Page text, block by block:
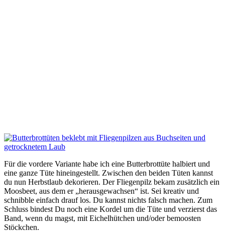
Für die vordere Variante habe ich eine Butterbrottüte halbiert und
eine ganze Tüte hineingestellt. Zwischen den beiden Tüten kannst
du nun Herbstlaub dekorieren. Der Fliegenpilz bekam zusätzlich ein
Moosbeet, aus dem er „herausgewachsen“ ist. Sei kreativ und
schnibble einfach drauf los. Du kannst nichts falsch machen. Zum
Schluss bindest Du noch eine Kordel um die Tüte und verzierst das
Band, wenn du magst, mit Eichelhütchen und/oder bemoosten
Stöckchen.